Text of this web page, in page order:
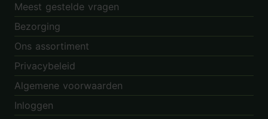
Meest gestelde vragen
Bezorging
Ons assortiment
Privacybeleid
Algemene voorwaarden
Inloggen